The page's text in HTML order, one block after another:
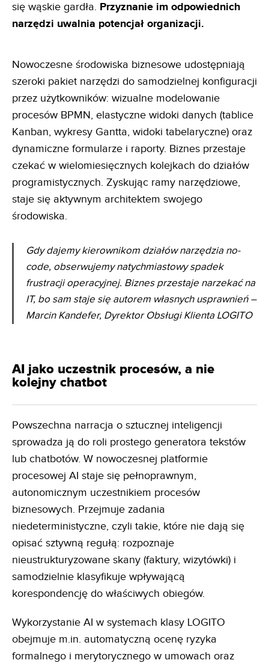
się wąskie gardła. Przyznanie im odpowiednich
narzędzi uwalnia potencjał organizacji.
Nowoczesne środowiska biznesowe udostępniają
szeroki pakiet narzędzi do samodzielnej konfiguracji
przez użytkowników: wizualne modelowanie
procesów BPMN, elastyczne widoki danych (tablice
Kanban, wykresy Gantta, widoki tabelaryczne) oraz
dynamiczne formularze i raporty. Biznes przestaje
czekać w wielomiesięcznych kolejkach do działów
programistycznych. Zyskując ramy narzędziowe,
staje się aktywnym architektem swojego
środowiska.
Gdy dajemy kierownikom działów narzędzia no-
code, obserwujemy natychmiastowy spadek
frustracji operacyjnej. Biznes przestaje narzekać na
IT, bo sam staje się autorem własnych usprawnień–
Marcin Kandefer, Dyrektor Obsługi Klienta LOGITO
AI jako uczestnik procesów, a nie
kolejny chatbot
Powszechna narracja o sztucznej inteligencji
sprowadza ją do roli prostego generatora tekstów
lub chatbotów. W nowoczesnej platformie
procesowej AI staje się pełnoprawnym,
autonomicznym uczestnikiem procesów
biznesowych. Przejmuje zadania
niedeterministyczne, czyli takie, które nie dają się
opisać sztywną regułą: rozpoznaje
nieustrukturyzowane skany (faktury, wizytówki) i
samodzielnie klasyfikuje wpływającą
korespondencję do właściwych obiegów.
Wykorzystanie AI w systemach klasy LOGITO
obejmuje m.in. automatyczną ocenę ryzyka
formalnego i merytorycznego w umowach oraz